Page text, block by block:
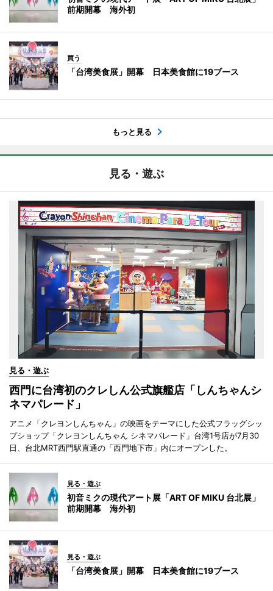
前期開幕 海外初
買う
「台湾美食展」開幕 日本美食館に19ブース
もっと見る
見る・遊ぶ
見る・遊ぶ
西門に台湾初のクレしん公式旗艦店「しんちゃんシ
ネマパレード」
アニメ「クレヨンしんちゃん」の映画をテーマにした公式フラッグシッ
プショップ「クレヨンしんちゃん シネマパレード」台湾1号店が7月30
日、台北MRT西門駅直通の「西門地下市」内にオープンした。
見る・遊ぶ
初音ミクの現代アート展「ART OF MIKU 台北展」
前期開幕 海外初
見る・遊ぶ
「台湾美食展」開幕 日本美食館に19ブース